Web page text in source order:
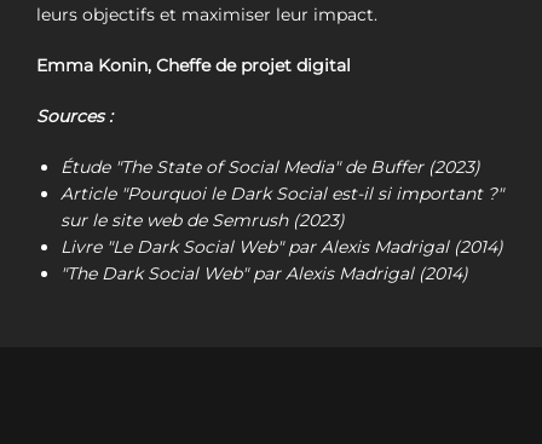
leurs objectifs et maximiser leur impact.
Emma Konin, Cheffe de projet digital
Sources :
Étude "The State of Social Media" de Buffer (2023)
Article "Pourquoi le Dark Social est-il si important ?"
sur le site web de Semrush (2023)
Livre "Le Dark Social Web" par Alexis Madrigal (2014)
"The Dark Social Web" par Alexis Madrigal (2014)